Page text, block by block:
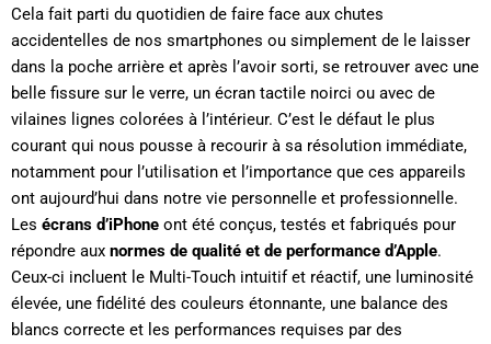
Cela fait parti du quotidien de faire face aux chutes
accidentelles de nos smartphones ou simplement de le laisser
dans la poche arrière et après l’avoir sorti, se retrouver avec une
belle fissure sur le verre, un écran tactile noirci ou avec de
vilaines lignes colorées à l’intérieur. C’est le défaut le plus
courant qui nous pousse à recourir à sa résolution immédiate,
notamment pour l’utilisation et l’importance que ces appareils
ont aujourd’hui dans notre vie personnelle et professionnelle.
Les écrans d’iPhone ont été conçus, testés et fabriqués pour
répondre aux normes de qualité et de performance d’Apple.
Ceux-ci incluent le Multi-Touch intuitif et réactif, une luminosité
élevée, une fidélité des couleurs étonnante, une balance des
blancs correcte et les performances requises par des